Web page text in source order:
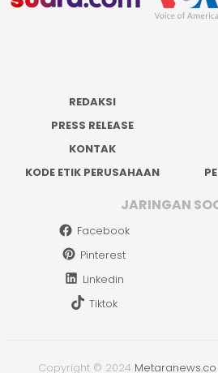
REDAKSI
PRESS RELEASE
KONTAK
KODE ETIK PERUSAHAAN
JARINGAN
Facebook
Pinterest
Linkedin
Tiktok
Copyright © 2024 Metaranews.co